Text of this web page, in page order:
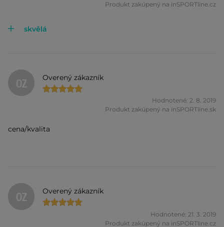
Produkt zakúpený na inSPORTline.cz
skvělá
OZ Overený zákazník
Hodnotené: 2. 8. 2019
Produkt zakúpený na inSPORTline.sk
cena/kvalita
OZ Overený zákazník
Hodnotené: 21. 3. 2019
Produkt zakúpený na inSPORTline.cz